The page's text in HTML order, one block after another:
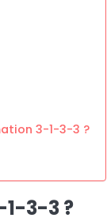
3-1-3-3 ?
3-3 ?